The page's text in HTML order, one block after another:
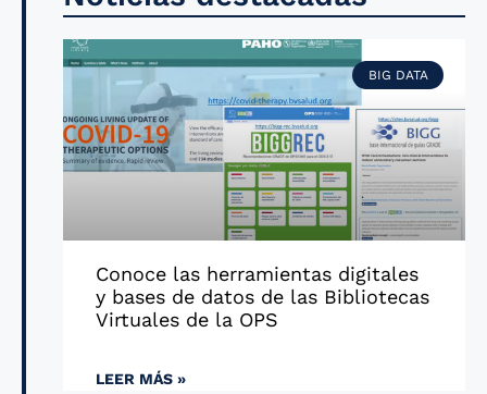
BIG DATA
Conoce las herramientas digitales
y bases de datos de las Bibliotecas
Virtuales de la OPS
LEER MÁS »